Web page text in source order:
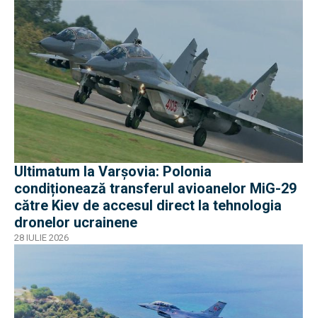
Ultimatum la Varșovia: Polonia
condiționează transferul avioanelor MiG-29
către Kiev de accesul direct la tehnologia
dronelor ucrainene
28 IULIE 2026